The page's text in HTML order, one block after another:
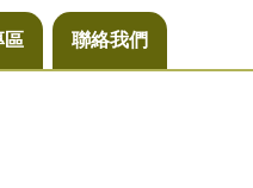
區 聯絡我們